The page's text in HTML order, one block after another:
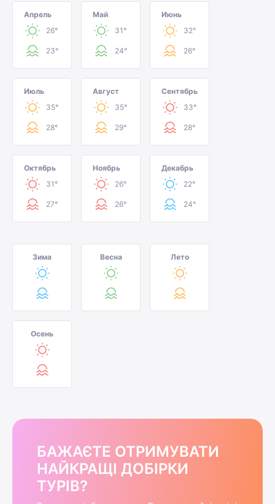
Апрель
26°
23°
Май
31°
24°
Июнь
32°
26°
Июль
35°
28°
Август
35°
29°
Сентябрь
33°
28°
Октябрь
31°
27°
Ноябрь
26°
26°
Декабрь
22°
24°
Зима Весна Лето
Осень
БАЖАЄТЕ ОТРИМУВАТИ
НАЙКРАЩІ ДОБІРКИ
ТУРІВ?